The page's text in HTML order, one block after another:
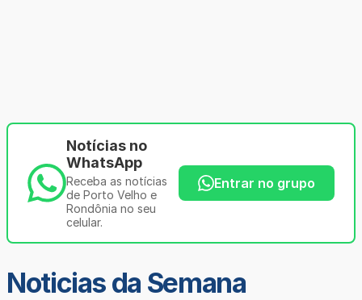
Notícias no
WhatsApp
Receba as notícias
de Porto Velho e
Rondônia no seu
celular.
Entrar no grupo
Noticias da Semana